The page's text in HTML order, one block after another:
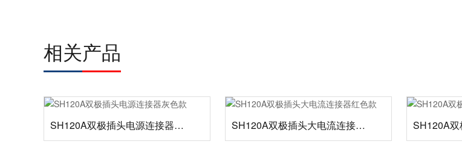
相关产品
SH120A双极插头电源连接器灰色款 SH120A双极插头大电流连接器红色款